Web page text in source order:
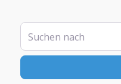
Suchen nach